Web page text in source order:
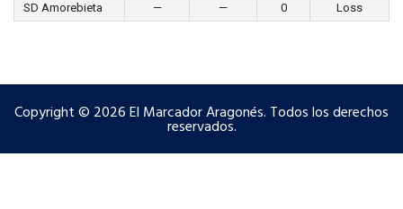
SD Amorebieta
— — 0 Loss
Copyright © 2026 El Marcador Aragonés. Todos los derechos
reservados.